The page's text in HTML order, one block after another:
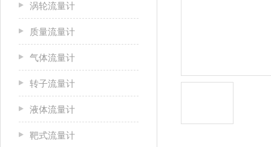
涡轮流量计
质量流量计
气体流量计
转子流量计
液体流量计
靶式流量计